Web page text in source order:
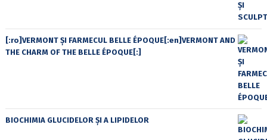
[:ro]VERMONT ȘI FARMECUL BELLE ÉPOQUE[:en]VERMONT AND
THE CHARM OF THE BELLE ÉPOQUE[:]
BIOCHIMIA GLUCIDELOR ȘI A LIPIDELOR